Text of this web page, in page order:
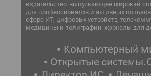
издательство, выпускающее широкий
для профессионалов и активных
сфере ИТ, цифровых устройств,
медицины и полиграфии, журналы для
Компьютерный
Открытые